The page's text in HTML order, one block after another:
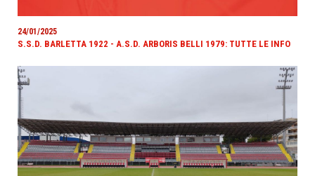
24/01/2025
S.S.D. BARLETTA 1922 - A.S.D. ARBORIS BELLI 1979: TUTTE LE INFO